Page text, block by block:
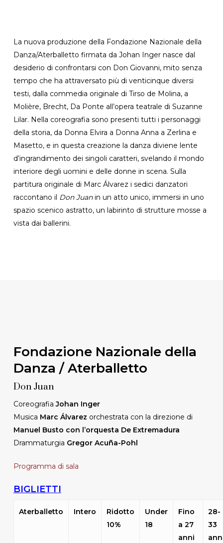
La nuova produzione della Fondazione Nazionale della
Danza/Aterballetto firmata da Johan Inger nasce dal
desiderio di confrontarsi con Don Giovanni, mito senza
tempo che ha attraversato più di venticinque diversi
testi, dalla commedia originale di Tirso de Molina, a
Molière, Brecht, Da Ponte all’opera teatrale di Suzanne
Lilar. Nella coreografia sono presenti tutti i personaggi
della storia, da Donna Elvira a Donna Anna a Zerlina e
Masetto, e in questa creazione la danza diviene lente
d’ingrandimento dei singoli caratteri, svelando il mondo
interiore degli uomini e delle donne in scena. Sulla
partitura originale di Marc Álvarez i sedici danzatori
raccontano il Don Juanin un atto unico, immersi in uno
spazio scenico astratto, un labirinto di strutture mosse a
vista dai ballerini.
Fondazione Nazionale della
Danza / Aterballetto
Don Juan
CoreografiaJohan Inger
Musica Marc Álvarez orchestrata con la direzione di
Manuel Busto con l’orquesta De Extremadura
Drammaturgia Gregor Acuña-Pohl
Programma di sala
BIGLIETTI
Aterballetto Intero
Ridotto
10%
Under
18
Fino
a 27
anni
28-
33